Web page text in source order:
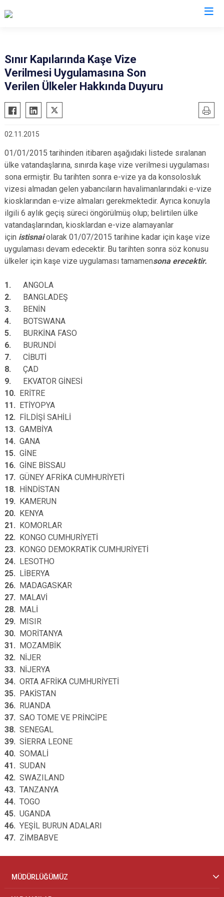
Sınır Kapılarında Kaşe Vize
Verilmesi Uygulamasına Son
Verilen Ülkeler Hakkında Duyuru
02.11.2015
01/01/2015 tarihinden itibaren aşağıdaki listede sıralanan
ülke vatandaşlarına, sınırda kaşe vize verilmesi uygulaması
sona ermiştir. Bu tarihten sonra e-vize ya da konsolosluk
vizesi almadan gelen yabancıların havalimanlarındaki e-vize
kiosklarından e-vize almaları gerekmektedir. Ayrıca konuyla
ilgili 6 aylık geçiş süreci öngörülmüş olup; belirtilen ülke
vatandaşlarından, kiosklardan e-vize alamayanlar
için istisnaiolarak 01/07/2015 tarihine kadar için kaşe vize
uygulaması devam edecektir. Bu tarihten sonra söz konusu
ülkeler için kaşe vize uygulaması tamamensona erecektir.
1. ANGOLA
2. BANGLADEŞ
3. BENİN
4. BOTSWANA
5. BURKİNA FASO
6. BURUNDİ
7. CİBUTİ
8. ÇAD
9. EKVATOR GİNESİ
10. ERİTRE
11. ETİYOPYA
12. FİLDİŞİ SAHİLİ
13. GAMBİYA
14. GANA
15. GİNE
16. GİNE BİSSAU
17. GÜNEY AFRİKA CUMHURİYETİ
18. HİNDİSTAN
19. KAMERUN
20. KENYA
21. KOMORLAR
22. KONGO CUMHURİYETİ
23. KONGO DEMOKRATİK CUMHURİYETİ
24. LESOTHO
25. LİBERYA
26. MADAGASKAR
27. MALAVİ
28. MALİ
29. MISIR
30. MORİTANYA
31. MOZAMBİK
32. NİJER
33. NİJERYA
34. ORTA AFRİKA CUMHURİYETİ
35. PAKİSTAN
36. RUANDA
37. SAO TOME VE PRİNCİPE
38. SENEGAL
39. SİERRA LEONE
40. SOMALİ
41. SUDAN
42. SWAZILAND
43. TANZANYA
44. TOGO
45. UGANDA
46. YEŞİL BURUN ADALARI
47. ZİMBABVE
MÜDÜRLÜĞÜMÜZ